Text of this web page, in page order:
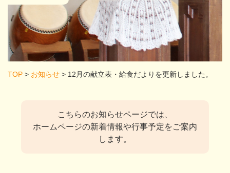
TOP > お知らせ > 12月の献立表・給食だよりを更新しました。
こちらのお知らせページでは、
ホームページの新着情報や行事予定をご案内
します。